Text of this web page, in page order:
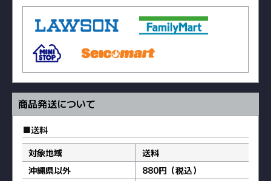
商品発送について
送料
対象地域
送料
沖縄県以外
880円（税込）